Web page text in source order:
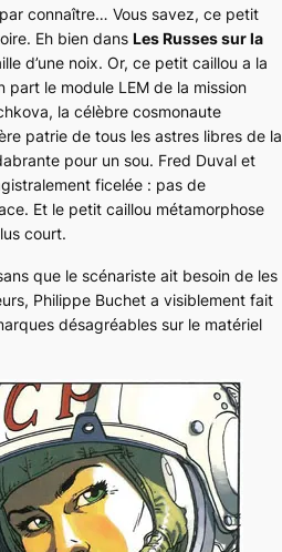
connaître… Vous savez, ce petit
Eh bien dans Les Russes sur la
d’une noix. Or, ce petit caillou a la
part le module LEM de la mission
la célèbre cosmonaute
patrie de tous les astres libres de la
pour un sou. Fred Duval et
ficelée : pas de
Et le petit caillou métamorphose
court.
que le scénariste ait besoin de les
Philippe Buchet a visiblement fait
désagréables sur le matériel